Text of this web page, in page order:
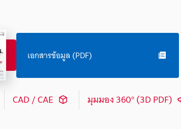
เอกสารข้อมูล (PDF)
CAD / CAE มุมมอง 360° (3D PDF)